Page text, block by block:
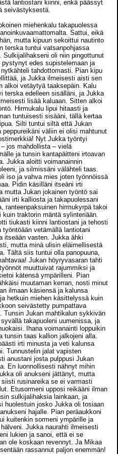
lantiostani kiinni, enkä päässyt
seivästyksestä.
miehenkalu takapuolessa
Sattui, eikä
mutta kipuun sekoittui nautinto
terska tuntui vatsanpohjassa
Sulkijalihakseni oli niin pingottunut
pystynyt edes supistelemaan ja
tahdottomasti. Pian kipu
ja Jukka ilmeisesti aisti sen
alkoi vetäytyä taaksepäin. Kalu
terska edelleen sisälläni, ja Jukka
lisää kaluaan. Sitten alkoi
Hirmukalu lipui hitaasti ja
tuntuisesti sisääni, tällä kertaa
Silti tuntui siltä että Jukan
peppureikäni väliin ei olisi mahtunut
Nyt Jukka työntyi
jos mahdollista – vielä
ja tunsin kantapäitteni irtoavan
Jukka aloitti voimanainnin
ja silmissäni välähteli taas.
iso ja vahva mies joten työnnöissä
Pidin käsilläni itseäni irti
mutta Jukan jokainen työntö sai
irti kalliosta ja takapuolessani
ranteenpaksuinen hirmukyrpä takoi
kuin traktorin mäntä sylinteriään.
tiukasti kiinni lantiostani ja tehosti
työntöään vetämällä lantiotani
itseään vasten. Jukka ähki
mutta minä ulisin eläimellisestä
Tältä siis tuntui olla panopuuna,
Jukan höyryvasaran tahti
muuttuivat rajummiksi ja
kätensä ympärilleni. Pian
muutaman kerran, nosti minut
ilmaan käsiensä ja kalunsa
hetkuin miehen käsittelyssä kuin
seivästetty pumpattava
Tunsin Jukan mahtikalun sykkivän
takapuoleni uumenissa, ja
Ihana voimanainti loppuikin
tunsin taas kallion jalkojeni alla.
irti minusta ja veti kalunsa
Tunnustelin jalat vapisten
anustani josta pulppusi Jukan
En luonnollisesti nähnyt mihin
oli anukseni jättänyt, mutta
siisti rusinareika se ei varmasti
Etusormeni upposi reikääni ilman
sulkijalihaksia lainkaan, ja
huolestuin josko Jukka oli tosiaan
hajalle. Pian peräaukkoni
kuitenkin sormeni ympärille ja
Jukka naurahti ilmeisesti
lukien ja sanoi, että ei se
ole koskaan revennyt. Ja Mikaa
rassannut paljon enemmän!